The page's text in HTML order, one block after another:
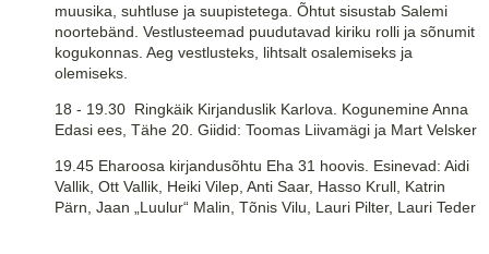
muusika, suhtluse ja suupistetega. Õhtut sisustab Salemi
noortebänd. Vestlusteemad puudutavad kiriku rolli ja sõnumit
kogukonnas. Aeg vestlusteks, lihtsalt osalemiseks ja
olemiseks.
18 - 19.30 Ringkäik Kirjanduslik Karlova. Kogunemine Anna
Edasi ees, Tähe 20. Giidid: Toomas Liivamägi ja Mart Velsker
19.45 Eharoosa kirjandusõhtu Eha 31 hoovis. Esinevad: Aidi
Vallik, Ott Vallik, Heiki Vilep, Anti Saar, Hasso Krull, Katrin
Pärn, Jaan „Luulur“ Malin, Tõnis Vilu, Lauri Pilter, Lauri Teder